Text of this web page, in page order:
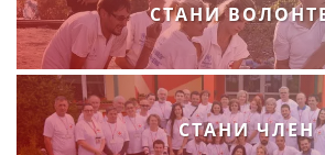
КРВОДАРИТЕЛСТВО
ИНФОРМАЦИИ ЗА БОЛЕСТИ
МЕНАЏМЕНТ НА
СТАНИ
СТАНИ ЧЛЕН